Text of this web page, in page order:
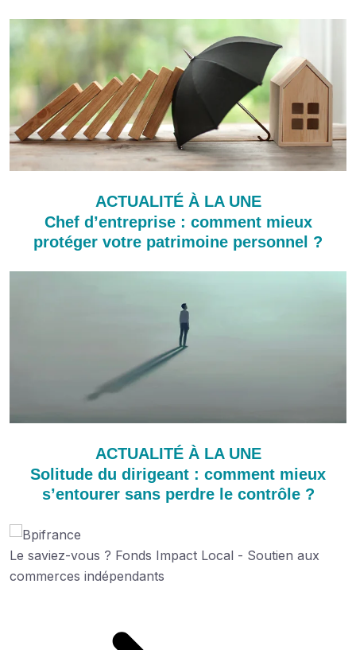
ACTUALITÉ À LA UNE
Chef d’entreprise : comment mieux
protéger votre patrimoine personnel ?
ACTUALITÉ À LA UNE
Solitude du dirigeant : comment mieux
s’entourer sans perdre le contrôle ?
Le saviez-vous ? Fonds Impact Local - Soutien aux
commerces indépendants